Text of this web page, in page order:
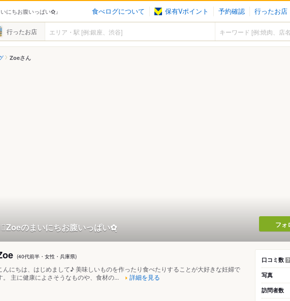
にちお腹いっぱい✿ฺ』 食べログについて 保有Vポイント 予約確認 行ったお店
行ったお店
Zoeさん
のまいにちお腹いっぱい✿ฺ フォ
(40代前半・女性・兵庫県)
んにちは、はじめまして♪ 美味しいものを作ったり食べたりすることが大好きな妊婦で
。 主に健康によさそうなものや、食材の...
詳細を見る
口コミ数 ？
写真
訪問者数